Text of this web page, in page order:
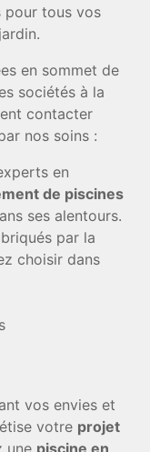
pour tous vos
en sommet de
sociétés à la
contacter
nos soins :
en
de piscines
ses alentours.
par la
choisir dans
vos envies et
votre projet
une piscine en